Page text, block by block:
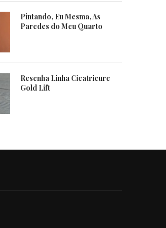
Pintando, Eu Mesma, As
Paredes do Meu Quarto
Resenha Linha Cicatricure
Gold Lift